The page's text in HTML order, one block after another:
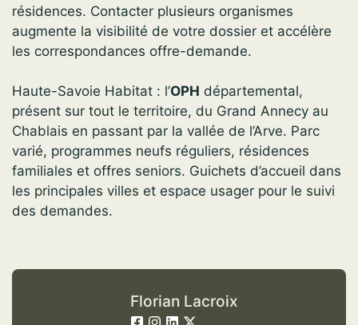
résidences. Contacter plusieurs organismes
augmente la visibilité de votre dossier et accélère
les correspondances offre-demande.
Haute-Savoie Habitat : l’OPH départemental,
présent sur tout le territoire, du Grand Annecy au
Chablais en passant par la vallée de l’Arve. Parc
varié, programmes neufs réguliers, résidences
familiales et offres seniors. Guichets d’accueil dans
les principales villes et espace usager pour le suivi
des demandes.
Florian Lacroix